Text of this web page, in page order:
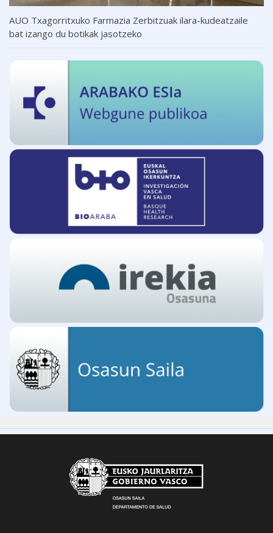
AUO Txagorritxuko Farmazia Zerbitzuak ilara-kudeatzaile
bat izango du botikak jasotzeko